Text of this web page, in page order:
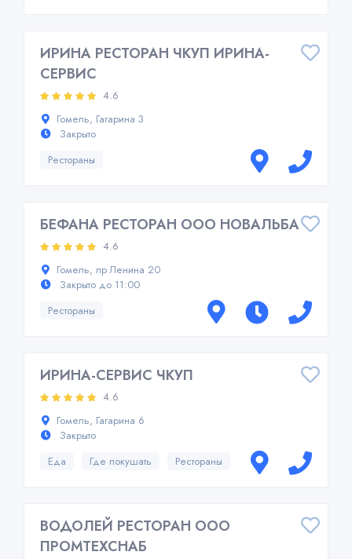
ИРИНА РЕСТОРАН ЧКУП ИРИНА-
СЕРВИС
4.6
Гомель, Гагарина 3
Закрыто
Рестораны
БЕФАНА РЕСТОРАН ООО НОВАЛЬБА
4.6
Гомель, пр Ленина 20
Закрыто до 11:00
Рестораны
ИРИНА-СЕРВИС ЧКУП
4.6
Гомель, Гагарина 6
Закрыто
Еда
Где покушать Рестораны
ВОДОЛЕЙ РЕСТОРАН ООО
ПРОМТЕХСНАБ